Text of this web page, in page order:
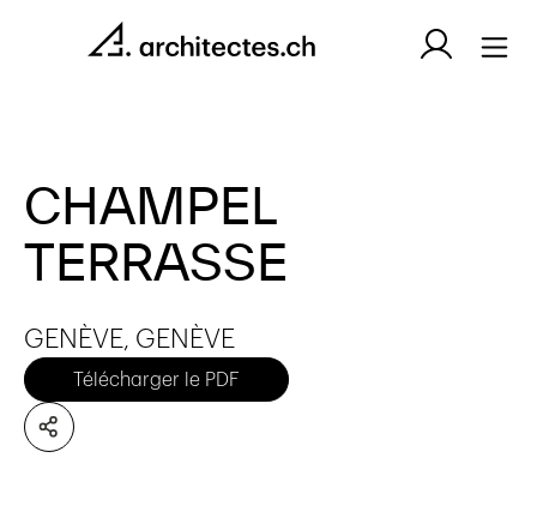
CHAMPEL
TERRASSE
GENÈVE, GENÈVE
Télécharger le PDF